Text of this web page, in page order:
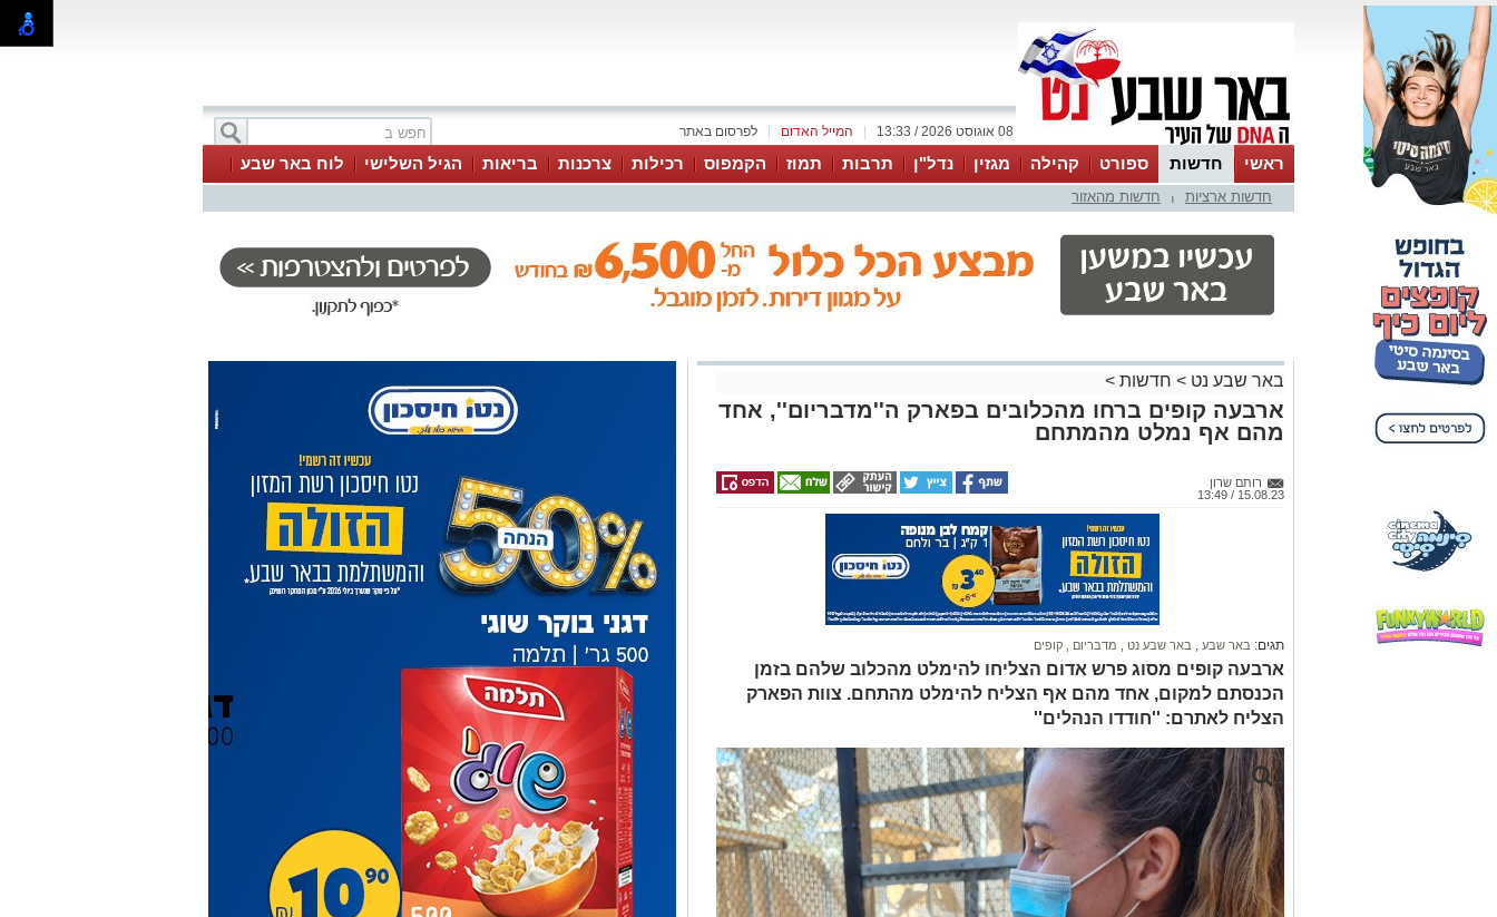
לפרסום באתר המייל האדום 08 אוגוסט 2026 / 13:33
ראשי חדשות ספורט קהילה מגזין נדל"ן תרבות תמוז הקמפוס רכילות צרכנות בריאות הגיל השלישי
לוח באר שבע
עסקים
טיפים והמלצותחדשות ארציות חדשות מהאזור
באר שבע נט > חדשות >
ארבעה קופים ברחו מהכלובים בפארק ה''מדבריום'', אחד
מהם אף נמלט מהמתחם
רותם שרון
15.08.23 / 13:49
תגים: באר שבע באר שבע נט מדבריום קופים
ארבעה קופים מסוג פרש אדום הצליחו להימלט מהכלוב שלהם בזמן
הכנסתם למקום, אחד מהם אף הצליח להימלט מהתחם. צוות הפארק
הצליח לאתרם: ''חודדו הנהלים''